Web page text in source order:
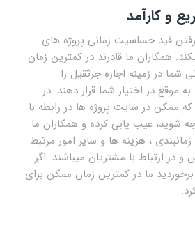
و کارآمد
قید حساسیت زمانی پروژه های
همکاران ما قادرند در کمترین زمان
شما در زمینه اجاره جرثقیل را
موقع در اختیار شما قرار دهند. در
که ممکن در سایت پروژه ها در رابطه با
شوید، عیب یابی کرده و همکاران ما
، هزینه ها و سایر امور مرتبط
و در ارتباط با مشتریان میباشند. اگر
ما در کمترین زمان ممکن برای